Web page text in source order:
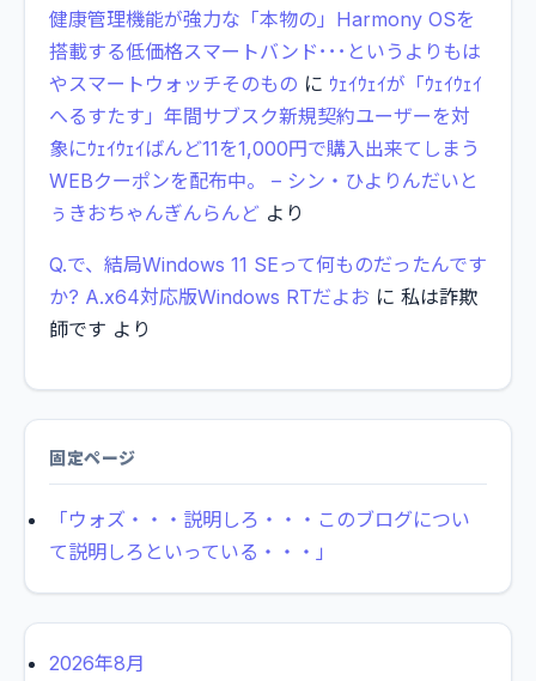
健康管理機能が強力な「本物の」Harmony OSを
搭載する低価格スマートバンド･･･というよりもは
やスマートウォッチそのもの に ｳｪｲｳｪｲが「ｳｪｲｳｪｲ
へるすたす」年間サブスク新規契約ユーザーを対
象にｳｪｲｳｪｲばんど11を1,000円で購入出来てしまう
WEBクーポンを配布中。 – シン・ひよりんだいと
ぅきおちゃんぎんらんど より
Q.で、結局Windows 11 SEって何ものだったんです
か? A.x64対応版Windows RTだよお に 私は詐欺
師です より
固定ページ
「ウォズ・・・説明しろ・・・このブログについ
て説明しろといっている・・・」
2026年8月